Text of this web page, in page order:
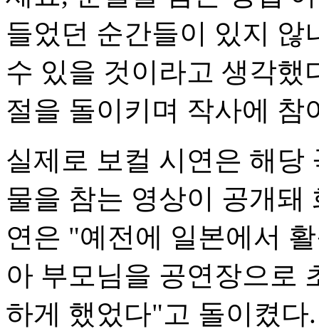
들었던 순간들이 있지 않
수 있을 것이라고 생각
절을 돌이키며 작사에 참
실제로 보컬 시연은 해당
물을 참는 영상이 공개돼
연은 "예전에 일본에서
아 부모님을 공연장으로
하게 했었다"고 돌이켰